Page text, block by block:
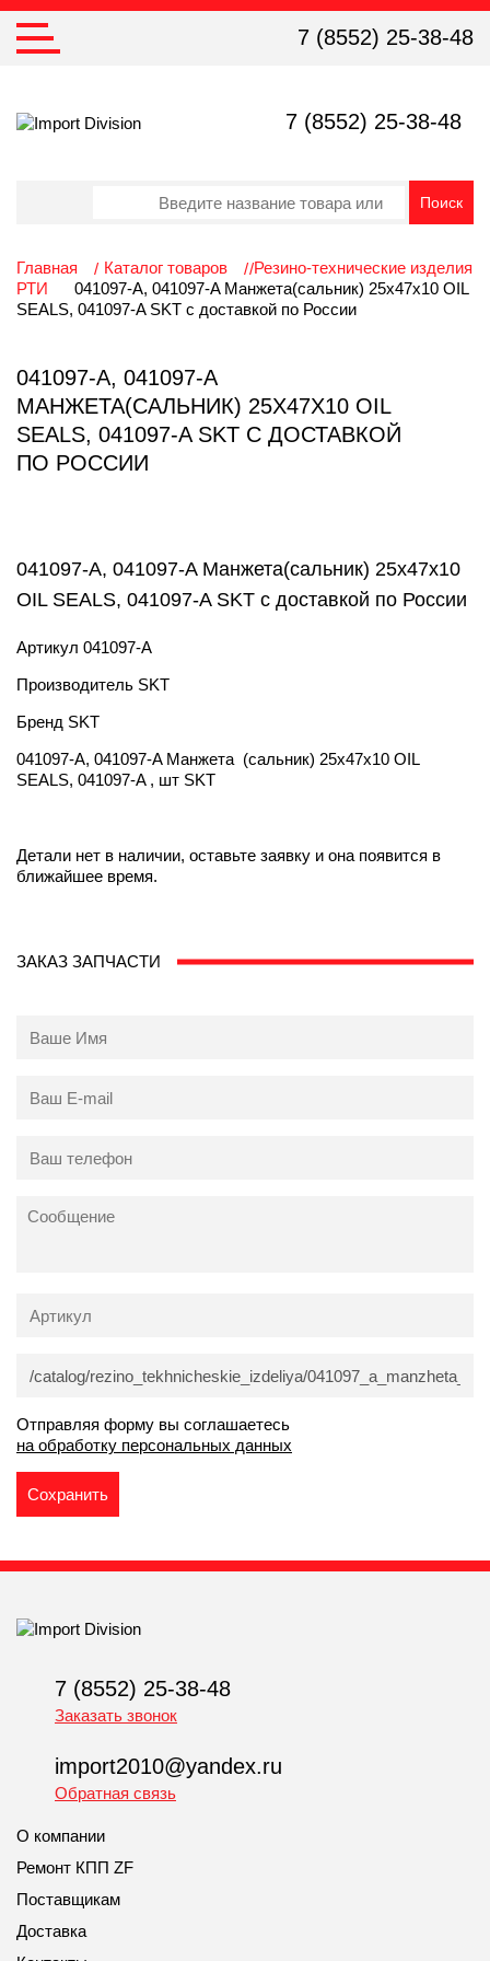
7 (8552) 25-38-48
7 (8552) 25-38-48
Главная Каталог товаров
Резино-технические изделия
РТИ
041097-A, 041097-A Манжета(сальник) 25х47х10 OIL
SEALS, 041097-A SKT с доставкой по России
041097-A, 041097-A
МАНЖЕТА(САЛЬНИК) 25Х47Х10 OIL
SEALS, 041097-A SKT С ДОСТАВКОЙ
ПО РОССИИ
041097-A, 041097-A Манжета(сальник) 25х47х10
OIL SEALS, 041097-A SKT с доставкой по России
Артикул 041097-A
Производитель SKT
Бренд SKT
041097-A, 041097-A Манжета (сальник) 25х47х10 OIL
SEALS, 041097-A , шт SKT
Детали нет в наличии, оставьте заявку и она появится в
ближайшее время.
ЗАКАЗ ЗАПЧАСТИ
Отправляя форму вы соглашаетесь
на обработку персональных данных
7 (8552) 25-38-48
Заказать звонок
import2010@yandex.ru
Обратная связь
О компании
Ремонт КПП ZF
Поставщикам
Доставка